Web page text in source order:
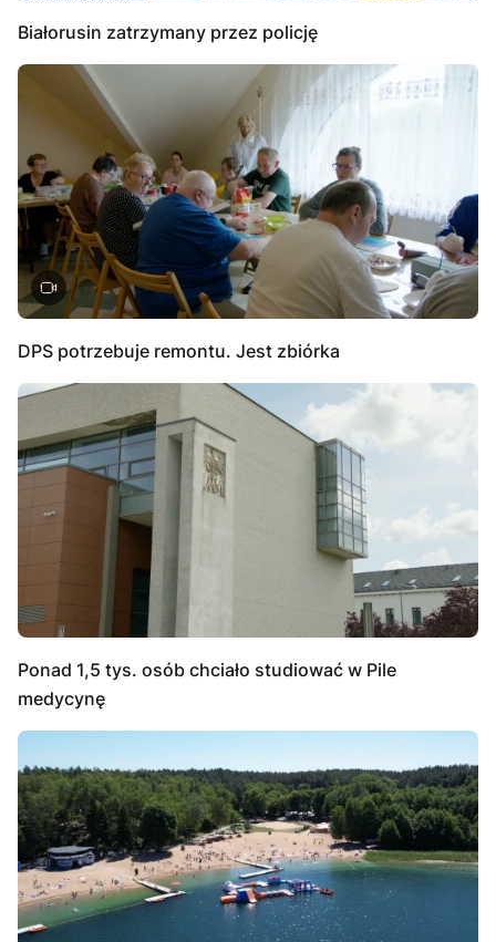
Białorusin zatrzymany przez policję
DPS potrzebuje remontu. Jest zbiórka
Ponad 1,5 tys. osób chciało studiować w Pile
medycynę